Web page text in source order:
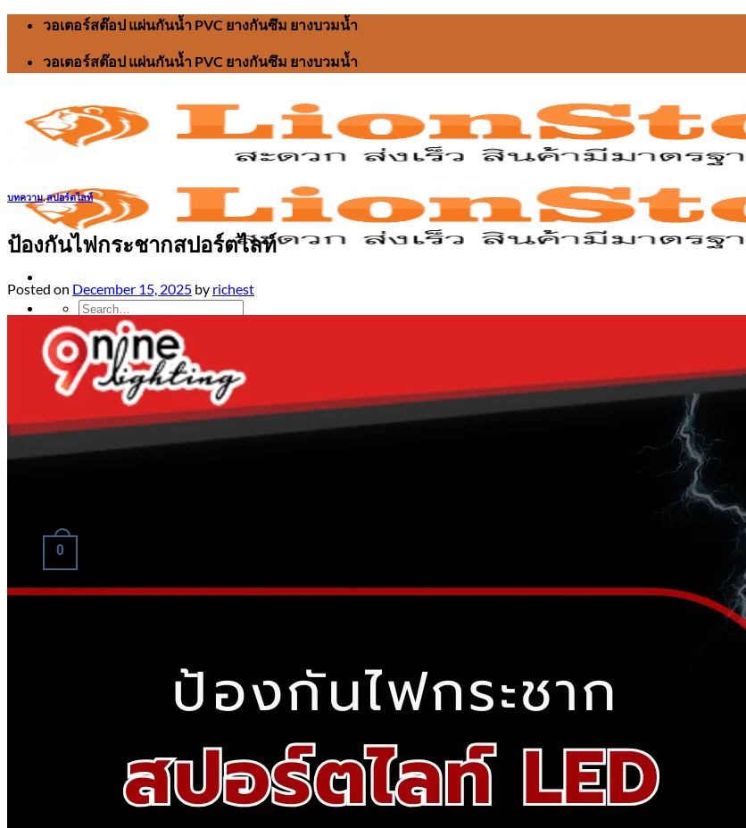
Skip
content
วอเตอร์สต๊อป แผ่นกันน้ำ PVC ยางกันซึม ยางบวมน้ำ
วอเตอร์สต๊อป แผ่นกันน้ำ PVC ยางกันซึม ยางบวมน้ำ
Search
for:
หน้าแรก
วอเตอร์สต๊อป
ติดต่อเรา
0
Cart
No products in the cart.
บทความ,สปอร์ตไลท์
ป้องกันไฟกระชากสปอร์ตไลท์
Posted on December 15, 2025 by richest